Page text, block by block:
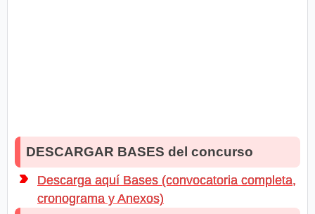
DESCARGAR BASES del concurso
Descarga aquí Bases (convocatoria completa,
cronograma y Anexos)